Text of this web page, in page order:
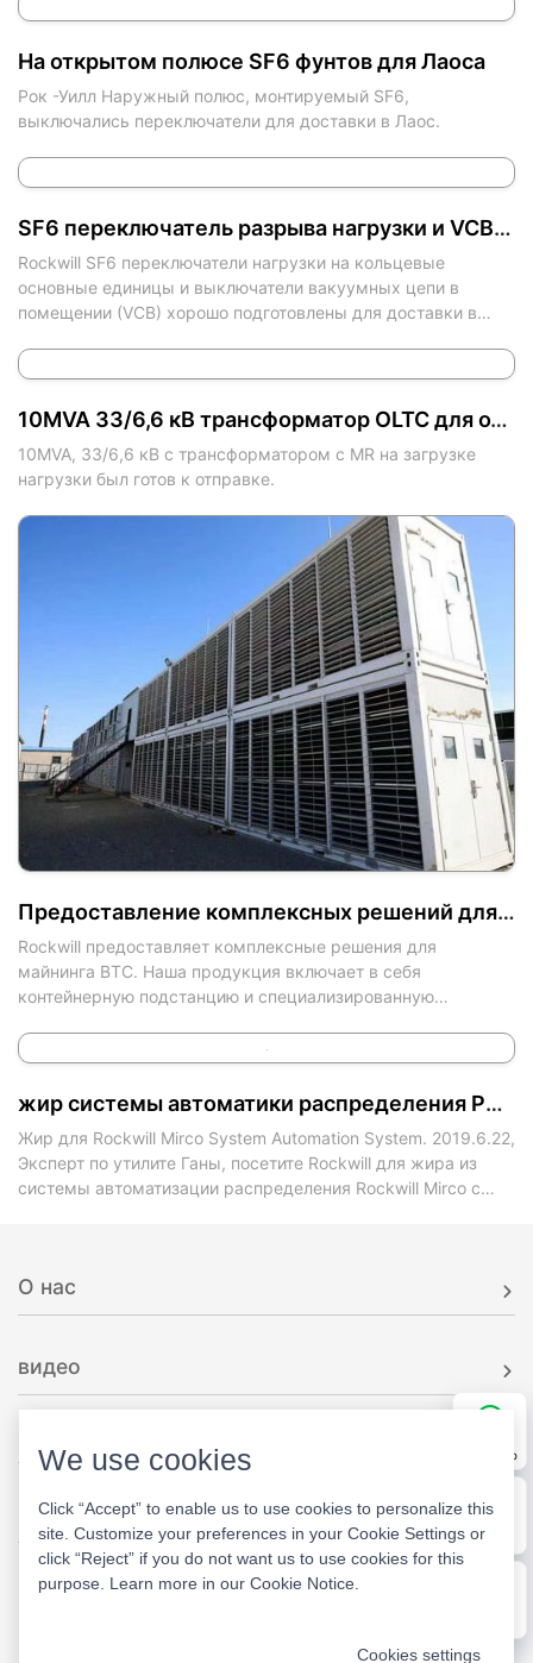
На открытом полюсе SF6 фунтов для Лаоса
Рок -Уилл Наружный полюс, монтируемый SF6,
выключались переключатели для доставки в Лаос.
SF6 переключатель разрыва нагрузки и VCB для Индонезии
Rockwill SF6 переключатели нагрузки на кольцевые
основные единицы и выключатели вакуумных цепи в
помещении (VCB) хорошо подготовлены для доставки в
10MVA 33/6,6 кВ трансформатор OLTC для отгрузки
10MVA, 33/6,6 кВ с трансформатором с MR на загрузке
нагрузки был готов к отправке.
Предоставление комплексных решений для BTC Miner Power
Rockwill предоставляет комплексные решения для
майнинга BTC. Наша продукция включает в себя
контейнерную подстанцию и специализированную
простоту
жир системы автоматики распределения Роквелла - Мирко
Жир для Rockwill Mirco System Automation System. 2019.6.22,
Эксперт по утилите Ганы, посетите Rockwill для жира из
системы автоматизации распределения Rockwill Mirco с
О нас
видео
Свяжитесь с нами
+86-577-27869969
Промышленная зона Вэньян, город Вэньчжоу,
WhatsApp
E-mail
We use cookies
Click “Accept” to enable us to use cookies to personalize this
site. Customize your preferences in your Cookie Settings or
click “Reject” if you do not want us to use cookies for this
purpose. Learn more in our Cookie Notice
Cookies settings